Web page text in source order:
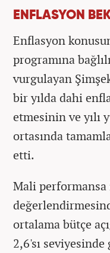
ENFLASYON
Enflasyon
programına
vurgulayan
bir yılda dahi
etmesinin ve yılı
ortasında
etti.
Mali
ortalama bütçe
2,6'sı